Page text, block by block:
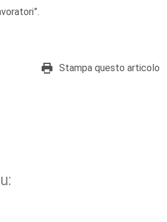
Stampa questo articolo